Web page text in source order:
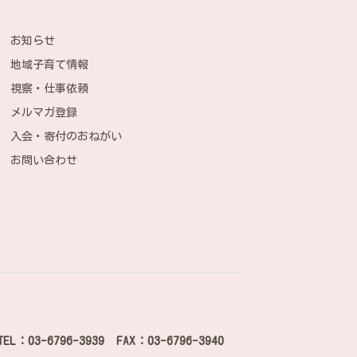
お知らせ
地域子育て情報
視察・仕事依頼
メルマガ登録
入会・寄付のおねがい
お問い合わせ
：03-6796-3939 FAX：03-6796-3940